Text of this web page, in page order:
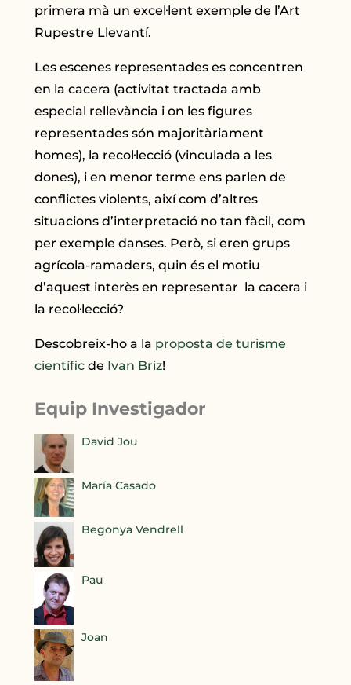
primera mà un excel·lent exemple de l’Art
Rupestre Llevantí.
Les escenes representades es concentren
en la cacera (activitat tractada amb
especial rellevància i on les figures
representades són majoritàriament
homes), la recol·lecció (vinculada a les
dones), i en menor terme ens parlen de
conflictes violents, així com d’altres
situacions d’interpretació no tan fàcil, com
per exemple danses. Però, si eren grups
agrícola-ramaders, quin és el motiu
d’aquest interès en representar la cacera i
la recol·lecció?
Descobreix-ho a la proposta de turisme
científic de Ivan Briz!
Equip Investigador
David Jou
María Casado
Begonya Vendrell
Pau
Joan